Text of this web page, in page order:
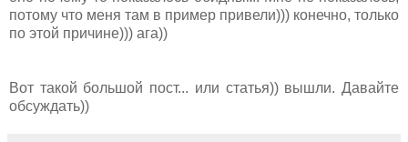
потому что меня там в пример привели))) конечно, только
по этой причине))) ага))
Вот такой большой пост... или статья)) вышли. Давайте
обсуждать))